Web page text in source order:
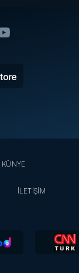
KÜNYE
İLETİŞİM